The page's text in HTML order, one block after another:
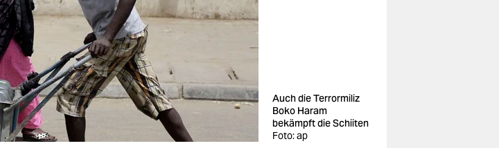
Auch die Terrormiliz
Boko Haram
bekämpft die Schiiten
Foto: ap